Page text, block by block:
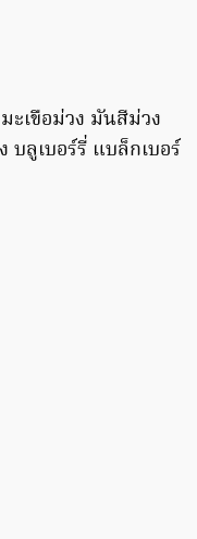
ะเขือม่วง มันสีม่วง
ลูเบอร์รี่ แบล็กเบอร์